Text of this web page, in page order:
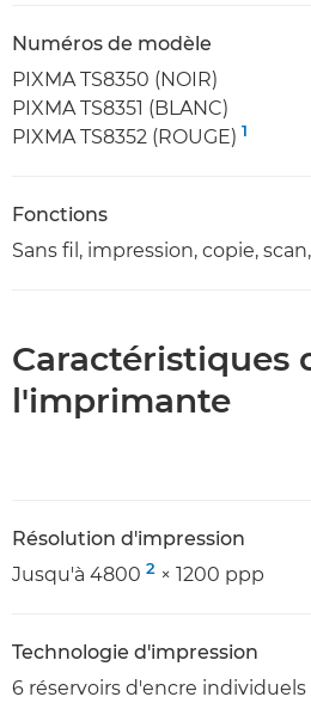
Numéros de modèle
PIXMA TS8350 (NOIR)
PIXMA TS8351 (BLANC)
PIXMA TS8352 (ROUGE) 1
Fonctions
Sans fil, impression, copie,
Caractéristiques
l'imprimante
Résolution d'impression
Jusqu'à 4800 2 × 1200 ppp
Technologie d'impression
6 réservoirs d'encre individuels